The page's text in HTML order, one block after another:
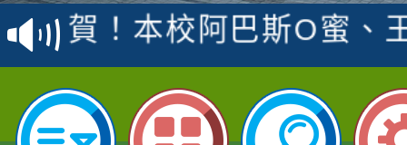
賽 洪綺君教師榮獲社
名
賀！本校阿巴斯O蜜、
倩參加桃園市科展 國
名 指導老師王老師、
賀！本校四年二班張O
園市英語競賽國小朗讀
賀！本校參加桃園市中